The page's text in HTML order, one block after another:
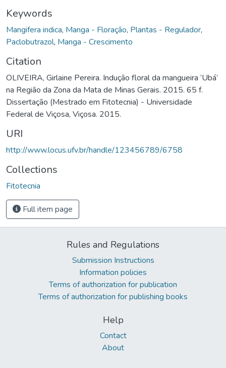
Keywords
Mangifera indica, Manga - Floração, Plantas - Regulador,
Paclobutrazol, Manga - Crescimento
Citation
OLIVEIRA, Girlaine Pereira. Indução floral da mangueira ‘Ubá’
na Região da Zona da Mata de Minas Gerais. 2015. 65 f.
Dissertação (Mestrado em Fitotecnia) - Universidade
Federal de Viçosa, Viçosa. 2015.
URI
http://www.locus.ufv.br/handle/123456789/6758
Collections
Fitotecnia
Full item page
Rules and Regulations
Submission Instructions
Information policies
Terms of authorization for publication
Terms of authorization for publishing books
Help
Contact
About